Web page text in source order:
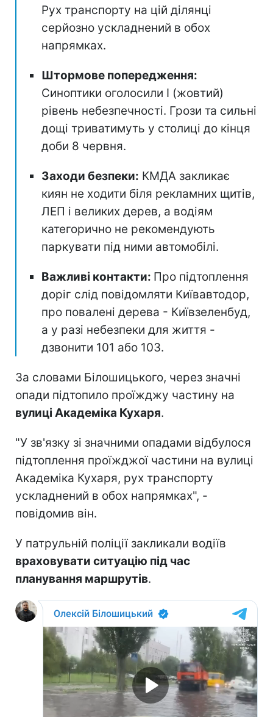
Рух транспорту на цій ділянці
серйозно ускладнений в обох
напрямках.
Штормове попередження:
Синоптики оголосили І (жовтий)
рівень небезпечності. Грози та сильні
дощі триватимуть у столиці до кінця
доби 8 червня.
Заходи безпеки: КМДА закликає
киян не ходити біля рекламних щитів,
ЛЕП і великих дерев, а водіям
категорично не рекомендують
паркувати під ними автомобілі.
Важливі контакти: Про підтоплення
доріг слід повідомляти Київавтодор,
про повалені дерева - Київзеленбуд,
а у разі небезпеки для життя -
дзвонити 101 або 103.
За словами Білошицького, через значні
опади підтопило проїжджу частину на
вулиці Академіка Кухаря.
"У зв'язку зі значними опадами відбулося
підтоплення проїжджої частини на вулиці
Академіка Кухаря, рух транспорту
ускладнений в обох напрямках", -
повідомив він.
У патрульній поліції закликали водіїв
враховувати ситуацію під час
планування маршрутів.